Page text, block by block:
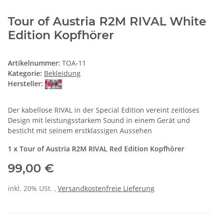
Tour of Austria R2M RIVAL White
Edition Kopfhörer
Artikelnummer: TOA-11
Kategorie: Bekleidung
Hersteller:
Der kabellose RIVAL in der Special Edition vereint zeitloses
Design mit leistungsstarkem Sound in einem Gerät und
besticht mit seinem erstklassigen Aussehen
1 x Tour of Austria R2M RIVAL Red Edition Kopfhörer
99,00 €
inkl. 20% USt. , Versandkostenfreie Lieferung